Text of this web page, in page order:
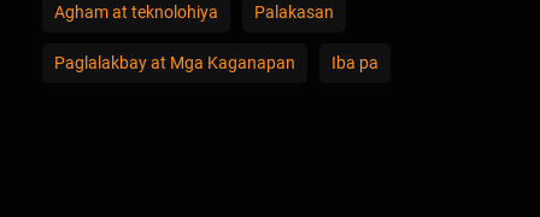
Agham at teknolohiya Palakasan
Paglalakbay at Mga Kaganapan Iba pa